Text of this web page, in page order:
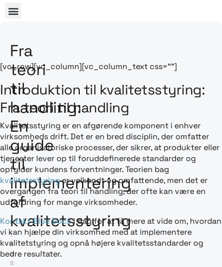
Fra
teori
til
handling:
En
guide
til
implementering
af
kvalitetsstyring
T
A
G
S:
[vc_row][vc_column][vc_column_text css=””]
Introduktion til kvalitetsstyring:
Fra teori til handling
Kvalitetsstyring er en afgørende komponent i enhver
virksomheds drift. Det er en bred disciplin, der omfatter
alle organisatoriske processer, der sikrer, at produkter eller
tjenester lever op til foruddefinerede standarder og
opfylder kundens forventninger. Teorien bag
kvalitetsstyringer velkendt og omfattende, men det er
overgangen fra teori til handling, der ofte kan være en
udfordring for mange virksomheder.
Kontakt Blue Docki dag for at få mere at vide om, hvordan
vi kan hjælpe din virksomhed med at implementere
kvalitetstyring og opnå højere kvalitetsstandarder og
bedre resultater.